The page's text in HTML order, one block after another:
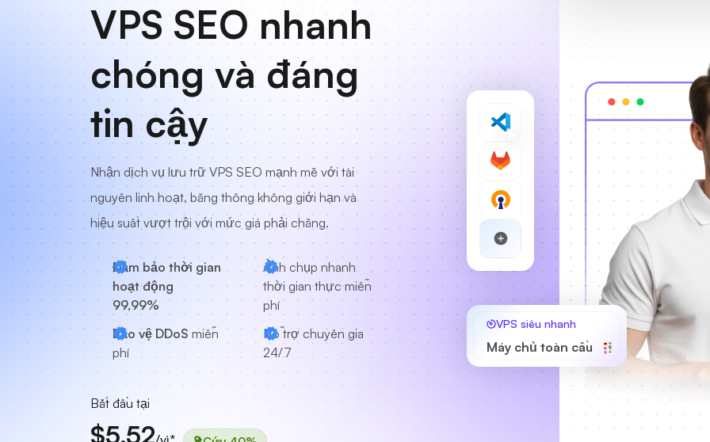
VPS SEO nhanh
chóng và đáng
tin cậy
Nhận dịch vụ lưu trữ VPS SEO mạnh mẽ với tài
nguyên linh hoạt, băng thông không giới hạn và
hiệu suất vượt trội với mức giá phải chăng.
Đảm bảo thời gian
hoạt động
99,99%
Ảnh chụp nhanh
thời gian thực miễn
phí
Bảo vệ DDoS miễn
phí
Hỗ trợ chuyên gia
24/7
Bắt đầu tại
$5.52
VPS siêu nhanh
Máy chủ toàn cầu